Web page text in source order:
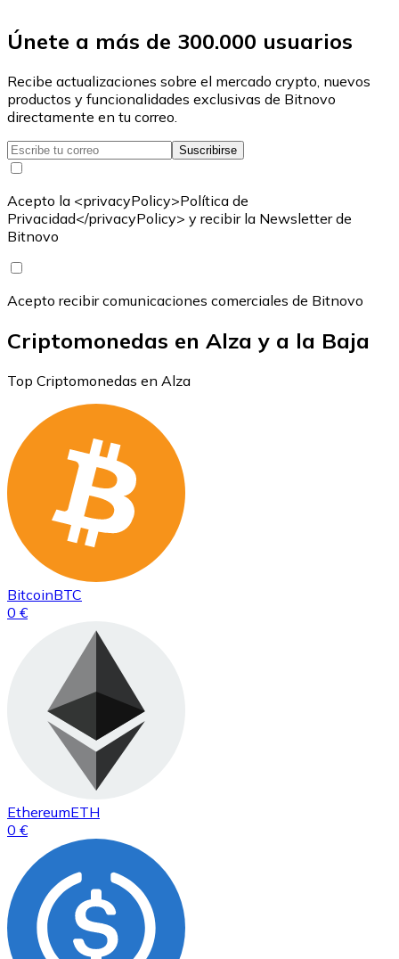
Únete a más de 300.000 usuarios
Recibe actualizaciones sobre el mercado crypto, nuevos
productos y funcionalidades exclusivas de Bitnovo
directamente en tu correo.
Suscribirse
Acepto la <privacyPolicy>Política de
Privacidad</privacyPolicy> y recibir la Newsletter de
Bitnovo
Acepto recibir comunicaciones comerciales de Bitnovo
Criptomonedas en Alza y a la Baja
Top Criptomonedas en Alza
BitcoinBTC
0 €
EthereumETH
0 €